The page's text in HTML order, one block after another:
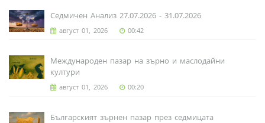
Седмичен Анализ 27.07.2026 - 31.07.2026
август 01, 2026 00:42
Международен пазар на зърно и маслодайни
култури
август 01, 2026 00:20
Българският зърнен пазар през седмицата